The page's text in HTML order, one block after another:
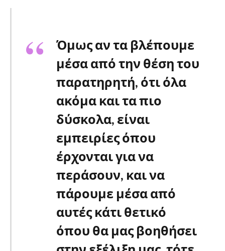
Όμως αν τα βλέπουμε
μέσα από την θέση του
παρατηρητή, ότι όλα
ακόμα και τα πιο
δύσκολα, είναι
εμπειρίες όπου
έρχονται για να
περάσουν, και να
πάρουμε μέσα από
αυτές κάτι θετικό
όπου θα μας βοηθήσει